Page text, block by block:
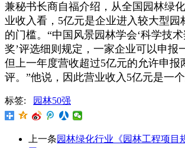
兼秘书长商自福介绍，从全国园林绿
业收入看，5亿元是企业进入较大型园
的门槛。“中国风景园林学会‘科学技
奖’评选细则规定，一家企业可以申报
但上一年度营收超过5亿元的允许申报
评。”他说，因此营业收入5亿元是一个
标签: 园林50强
上一条园林绿化行业《园林工程项目